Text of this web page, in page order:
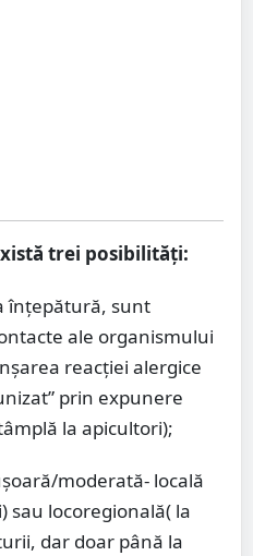
trei posibilităţi:
înţepătură, sunt
ale organismului
reacţiei alergice
prin expunere
la apicultori);
moderată- locală
locoregională( la
dar doar până la